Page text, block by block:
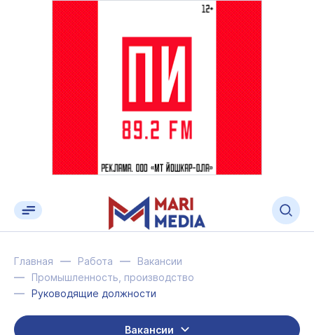
Главная Работа
Вакансии
Промышленность, производство
Руководящие должности
Вакансии